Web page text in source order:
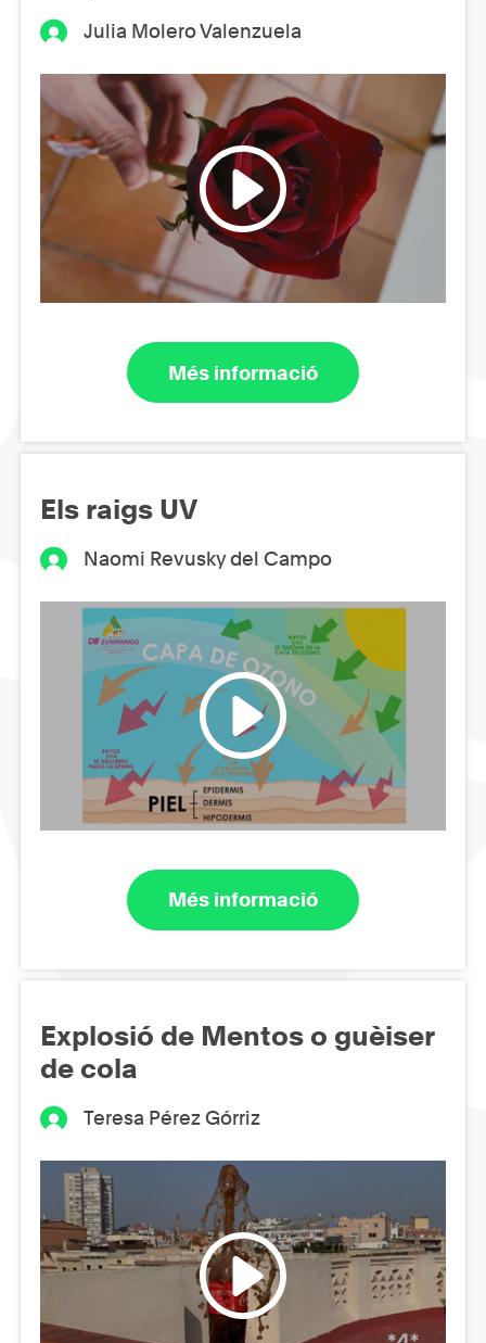
Julia Molero Valenzuela
Més informació
Els raigs UV
Naomi Revusky del Campo
Més informació
Explosió de Mentos o guèiser
de cola
Teresa Pérez Górriz